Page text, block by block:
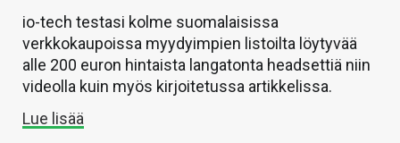
io-tech testasi kolme suomalaisissa
verkkokaupoissa myydyimpien listoilta löytyvää
alle 200 euron hintaista langatonta headsettiä niin
videolla kuin myös kirjoitetussa artikkelissa.
Lue lisää